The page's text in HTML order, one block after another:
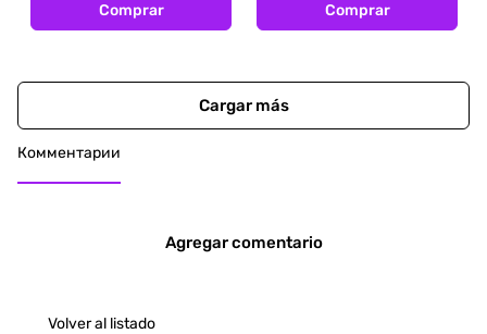
Comprar Comprar
Cargar más
Комментарии
Agregar comentario
Volver al listado